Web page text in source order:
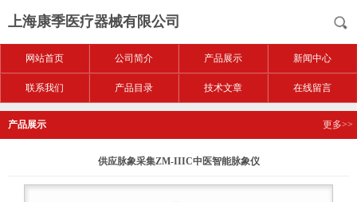
上海康季医疗器械有限公司
网站首页 公司简介 产品展示 新闻中心
联系我们 产品目录 技术文章 在线留言
产品展示 更多>>
供应脉象采集ZM-IIIC中医智能脉象仪